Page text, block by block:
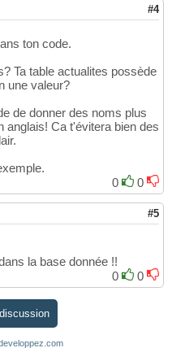
#4
ton code.
Ta table actualites possède
une valeur?
de donner des noms plus
anglais! Ca t'évitera bien des
0
0
#5
la base donnée !!
0
0